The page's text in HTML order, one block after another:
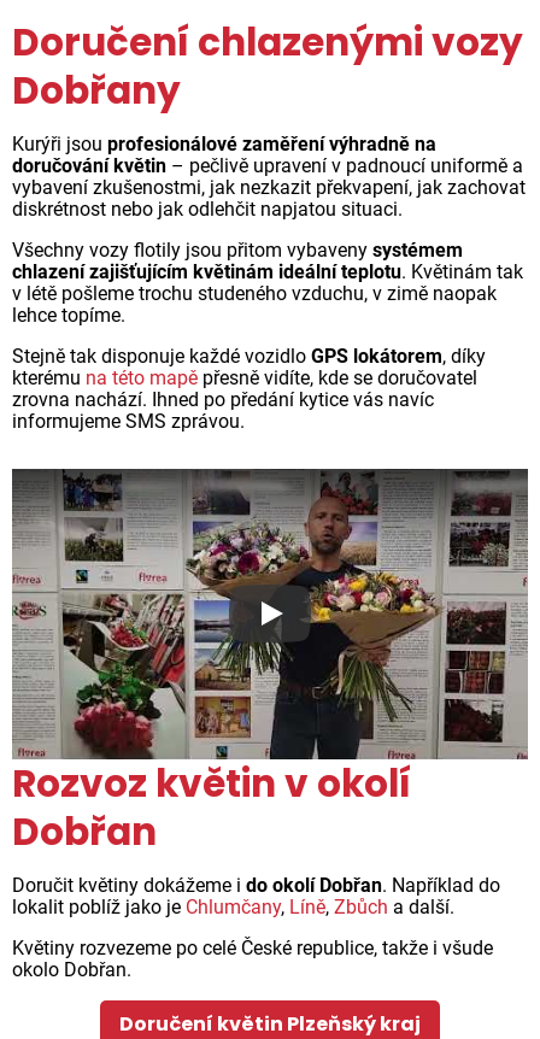
Doručení chlazenými vozy
Dobřany
Kurýři jsou profesionálové zaměření výhradně na
doručování květin – pečlivě upravení v padnoucí uniformě a
vybavení zkušenostmi, jak nezkazit překvapení, jak zachovat
diskrétnost nebo jak odlehčit napjatou situaci.
Všechny vozy flotily jsou přitom vybaveny systémem
chlazení zajišťujícím květinám ideální teplotu. Květinám tak
v létě pošleme trochu studeného vzduchu, v zimě naopak
lehce topíme.
Stejně tak disponuje každé vozidlo GPS lokátorem, díky
kterému na této mapě přesně vidíte, kde se doručovatel
zrovna nachází. Ihned po předání kytice vás navíc
informujeme SMS zprávou.
Proč jsou květiny z Florea
Rozvoz květin v okolí
Dobřan
Doručit květiny dokážeme i do okolí Dobřan. Například do
lokalit poblíž jako je Chlumčany, Líně, Zbůch a další.
Květiny rozvezeme po celé České republice, takže i všude
okolo Dobřan.
Doručení květin Plzeňský kraj